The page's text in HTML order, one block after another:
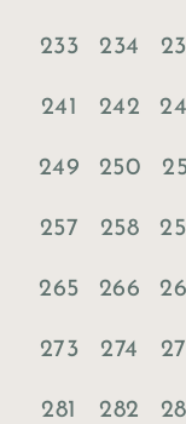
233 234
241 242
249 250
257 258
265 266
273 274
281 282